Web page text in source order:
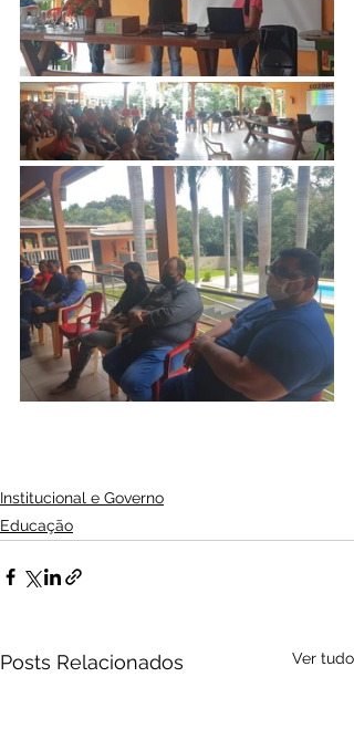
Institucional e Governo
Educação
Posts Relacionados Ver tudo